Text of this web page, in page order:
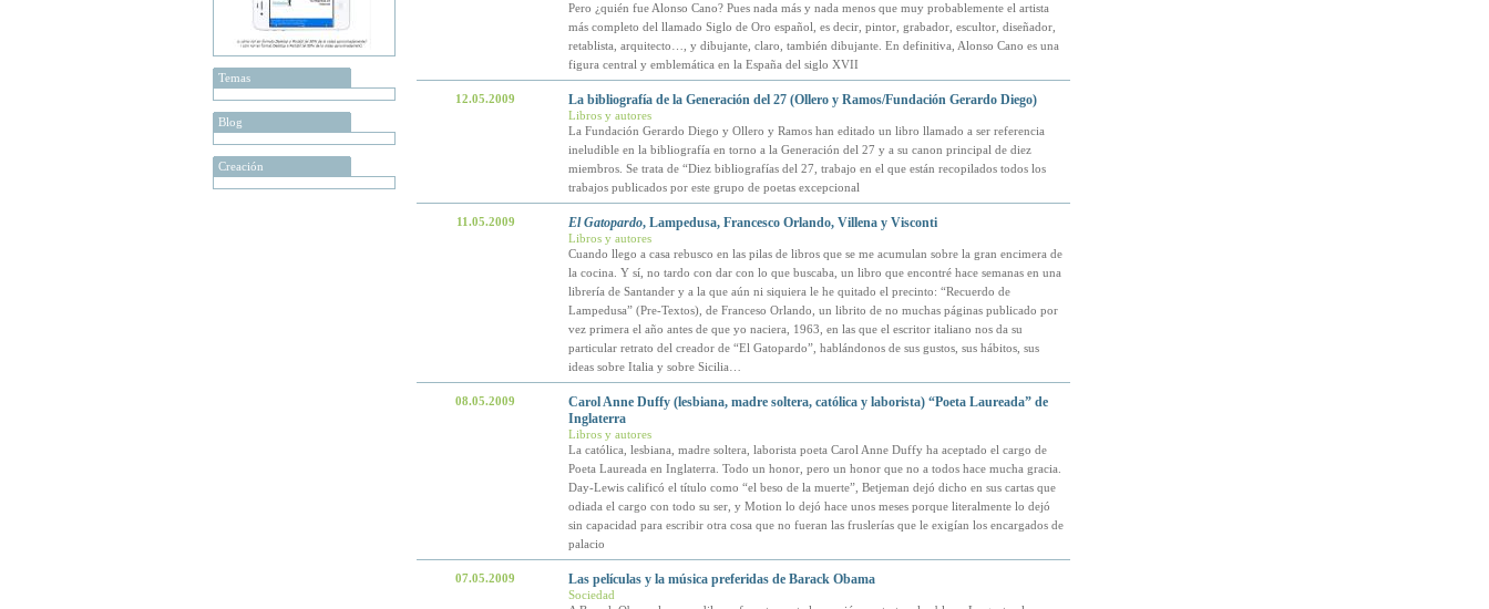
Temas
Blog
Creación
Pero ¿quién fue Alonso Cano? Pues nada más y nada menos que muy probablemente el artista
más completo del llamado Siglo de Oro español, es decir, pintor, grabador, escultor, diseñador,
retablista, arquitecto…, y dibujante, claro, también dibujante. En definitiva, Alonso Cano es una
figura central y emblemática en la España del siglo XVII
12.05.2009 La bibliografía de la Generación del 27 (Ollero y Ramos/Fundación Gerardo Diego)
Libros y autores
La Fundación Gerardo Diego y Ollero y Ramos han editado un libro llamado a ser referencia
ineludible en la bibliografía en torno a la Generación del 27 y a su canon principal de diez
miembros. Se trata de “Diez bibliografías del 27, trabajo en el que están recopilados todos los
trabajos publicados por este grupo de poetas excepcional
11.05.2009 El Gatopardo, Lampedusa, Francesco Orlando, Villena y Visconti
Libros y autores
Cuando llego a casa rebusco en las pilas de libros que se me acumulan sobre la gran encimera de
la cocina. Y sí, no tardo con dar con lo que buscaba, un libro que encontré hace semanas en una
librería de Santander y a la que aún ni siquiera le he quitado el precinto: “Recuerdo de
Lampedusa” (Pre-Textos), de Franceso Orlando, un librito de no muchas páginas publicado por
vez primera el año antes de que yo naciera, 1963, en las que el escritor italiano nos da su
particular retrato del creador de “El Gatopardo”, hablándonos de sus gustos, sus hábitos, sus
ideas sobre Italia y sobre Sicilia…
08.05.2009
Carol Anne Duffy (lesbiana, madre soltera, católica y laborista) “Poeta Laureada” de
Inglaterra
Libros y autores
La católica, lesbiana, madre soltera, laborista poeta Carol Anne Duffy ha aceptado el cargo de
Poeta Laureada en Inglaterra. Todo un honor, pero un honor que no a todos hace mucha gracia.
Day-Lewis calificó el título como “el beso de la muerte”, Betjeman dejó dicho en sus cartas que
odiada el cargo con todo su ser, y Motion lo dejó hace unos meses porque literalmente lo dejó
sin capacidad para escribir otra cosa que no fueran las fruslerías que le exigían los encargados de
palacio
07.05.2009 Las películas y la música preferidas de Barack Obama
Sociedad